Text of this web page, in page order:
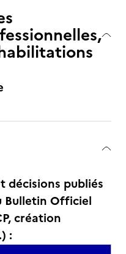
décisions publiés
Bulletin Officiel
création
: